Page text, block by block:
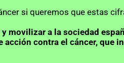
si queremos que estas
movilizar a la sociedad
acción contra el cáncer, que